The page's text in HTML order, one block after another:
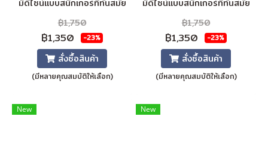
มีดีไซน์แบบสนีกเกอร์ที่ทันสมัย
ช่วยให้มีการเกาะที่เสถียรและ
สามารถระบายอากาศได้ดีที่สุด
วัสดุผิวรองเท้า = ผ้าใบตาข่าย +
หนังเทียม ซับใน = ผ้าใบตาข่าย
ระบายอากาศ แผ่นรองพื้น = SJ
฿1,750
฿1,350 -23%
สั่งซื้อสินค้า
(มีหลายคุณสมบัติให้เลือก)
มีดีไซน์แบบสนีกเกอร์ที่ทันสมัย
ช่วยให้มีการเกาะที่เสถียรและ
สามารถระบายอากาศได้ดีที่สุด
วัสดุผิวรองเท้า = ผ้าใบตาข่าย +
หนังเทียม ซับใน = ผ้าใบตาข่าย
ระบายอากาศ แผ่นรองพื้น = SJ
฿1,750
฿1,350 -23%
สั่งซื้อสินค้า
(มีหลายคุณสมบัติให้เลือก)
New New